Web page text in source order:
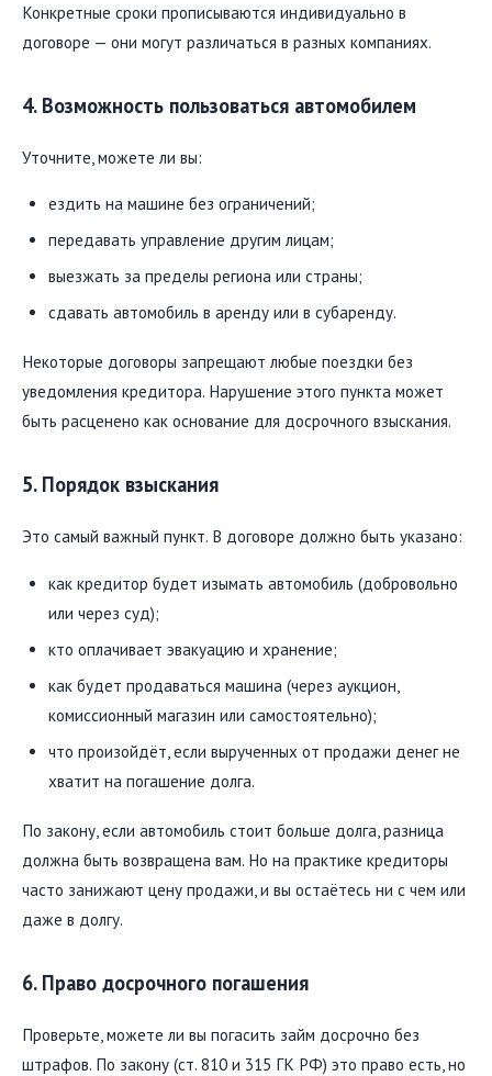
Конкретные сроки прописываются индивидуально в
договоре — они могут различаться в разных компаниях.
4. Возможность пользоваться автомобилем
Уточните, можете ли вы:
ездить на машине без ограничений;
передавать управление другим лицам;
выезжать за пределы региона или страны;
сдавать автомобиль в аренду или в субаренду.
Некоторые договоры запрещают любые поездки без
уведомления кредитора. Нарушение этого пункта может
быть расценено как основание для досрочного взыскания.
5. Порядок взыскания
Это самый важный пункт. В договоре должно быть указано:
как кредитор будет изымать автомобиль (добровольно
или через суд);
кто оплачивает эвакуацию и хранение;
как будет продаваться машина (через аукцион,
комиссионный магазин или самостоятельно);
что произойдёт, если вырученных от продажи денег не
хватит на погашение долга.
По закону, если автомобиль стоит больше долга, разница
должна быть возвращена вам. Но на практике кредиторы
часто занижают цену продажи, и вы остаётесь ни с чем или
даже в долгу.
6. Право досрочного погашения
Проверьте, можете ли вы погасить займ досрочно без
штрафов. По закону (ст. 810 и 315 ГК РФ) это право есть, но